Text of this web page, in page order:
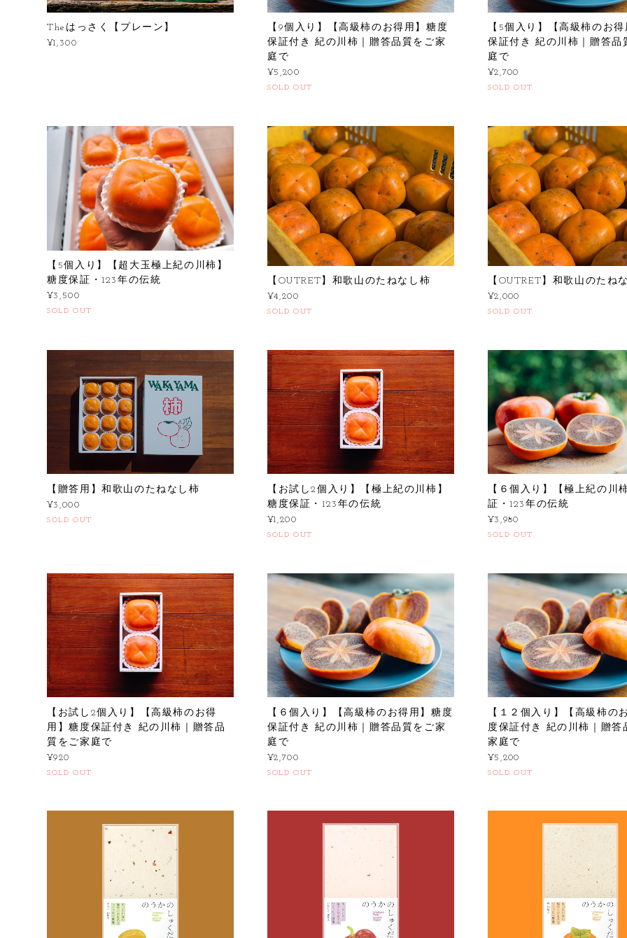
Theはっさく【プレーン】
¥1,300
【9個入り】【高級柿のお得用】糖度
保証付き 紀の川柿｜贈答品質をご家
庭で
¥5,200
SOLD OUT
【5個入り】【高級柿のお
保証付き 紀の川柿｜贈答品
庭で
¥2,700
SOLD OUT
【5個入り】【超大玉極上紀の川柿】
糖度保証・123年の伝統
¥3,500
SOLD OUT
【OUTRET】和歌山のたねなし柿
¥4,200
SOLD OUT
【OUTRET】和歌山のた
¥2,000
SOLD OUT
【贈答用】和歌山のたねなし柿
¥3,000
SOLD OUT
【お試し2個入り】【極上紀の川柿】
糖度保証・123年の伝統
¥1,200
SOLD OUT
【６個入り】【極上紀の川
証・123年の伝統
¥3,980
SOLD OUT
【お試し2個入り】【高級柿のお得
用】糖度保証付き 紀の川柿｜贈答品
質をご家庭で
¥920
SOLD OUT
【６個入り】【高級柿のお得用】糖度
保証付き 紀の川柿｜贈答品質をご家
庭で
¥2,700
SOLD OUT
【１２個入り】【高級柿の
度保証付き 紀の川柿｜贈答
家庭で
¥5,200
SOLD OUT